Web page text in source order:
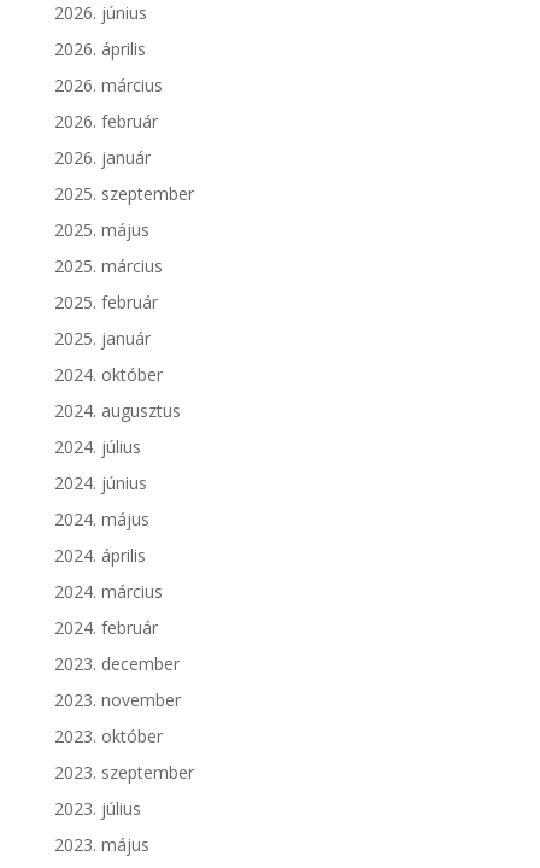
2026. június
2026. április
2026. március
2026. február
2026. január
2025. szeptember
2025. május
2025. március
2025. február
2025. január
2024. október
2024. augusztus
2024. július
2024. június
2024. május
2024. április
2024. március
2024. február
2023. december
2023. november
2023. október
2023. szeptember
2023. július
2023. május